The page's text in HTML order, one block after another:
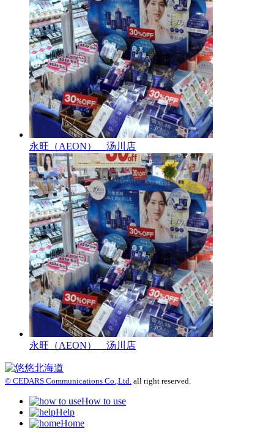
永旺（AEON） 汤川店
永旺（AEON） 汤川店
© CEDARS Communications Co.,Ltd. all right reserved.
How to use
Help
Home